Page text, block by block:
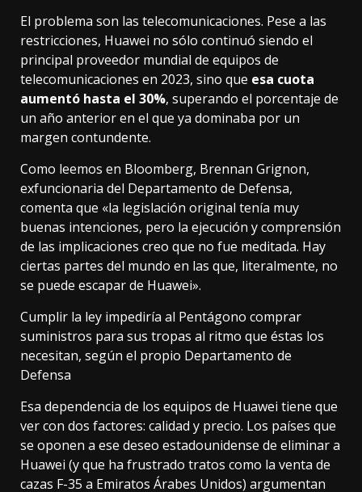
El problema son las telecomunicaciones. Pese a las
restricciones, Huawei no sólo continuó siendo el
principal proveedor mundial de equipos de
telecomunicaciones en 2023, sino que esa cuota
aumentó hasta el 30%, superando el porcentaje de
un año anterior en el que ya dominaba por un
margen contundente.
Como leemos en Bloomberg, Brennan Grignon,
exfuncionaria del Departamento de Defensa,
comenta que «la legislación original tenía muy
buenas intenciones, pero la ejecución y comprensión
de las implicaciones creo que no fue meditada. Hay
ciertas partes del mundo en las que, literalmente, no
se puede escapar de Huawei».
Cumplir la ley impediría al Pentágono comprar
suministros para sus tropas al ritmo que éstas los
necesitan, según el propio Departamento de
Defensa
Esa dependencia de los equipos de Huawei tiene que
ver con dos factores: calidad y precio. Los países que
se oponen a ese deseo estadounidense de eliminar a
Huawei (y que ha frustrado tratos como la venta de
cazas F-35 a Emiratos Árabes Unidos) argumentan